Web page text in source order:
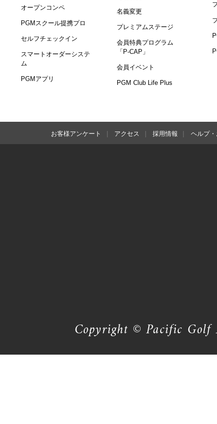
オープンコンペ
PGMスクール提携プロ
セルフチェックイン
スマートオーダーシステ
ム
PGMアプリ
名義変更
プレミアムステージ
会員特典プログラム
「P-CAP」
会員イベント
PGM Club Life Plus
お客様アンケート アクセス 採用情報 ヘルプ
Copyright © Pacific Golf